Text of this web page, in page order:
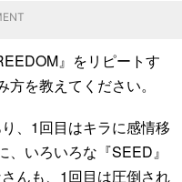
』をリピートす
を教えてください。
、1回目はキラに感情移
いろいろな『SEED』
んも、1回目は圧倒され